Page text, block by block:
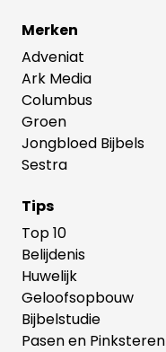
Merken
Adveniat
Ark Media
Columbus
Groen
Jongbloed Bijbels
Sestra
Tips
Top 10
Belijdenis
Huwelijk
Geloofsopbouw
Bijbelstudie
Pasen en Pinksteren